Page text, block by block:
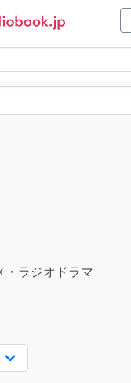
・ラジオドラマ